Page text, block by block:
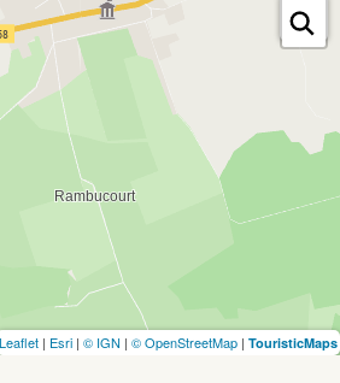
Leaflet | Esri | © IGN | © OpenStreetMap | TouristicMaps